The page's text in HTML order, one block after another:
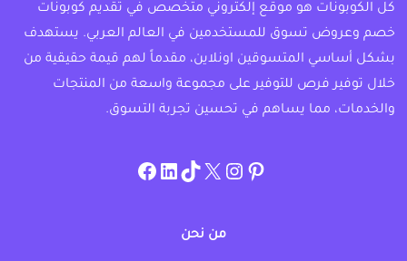
كل الكوبونات هو موقع إلكتروني متخصص في تقديم كوبونات
خصم وعروض تسوق للمستخدمين في العالم العربي. يستهدف
بشكل أساسي المتسوقين اونلاين، مقدماً لهم قيمة حقيقية من
خلال توفير فرص للتوفير على مجموعة واسعة من المنتجات
والخدمات، مما يساهم في تحسين تجربة التسوق.
pinterest
allcouponat
twitter
TikTok
linkedin
facebook
من نحن